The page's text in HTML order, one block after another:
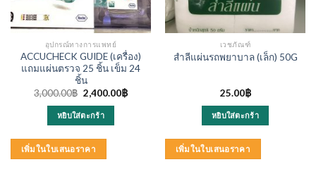
อุปกรณ์ทางการแพทย์
ACCUCHECK GUIDE (เครื่อง)
แถมแผ่นตรวจ 25 ชิ้น เข็ม 24
ชิ้น
3,000.00฿ Original
price
was:
3,000.00฿.
2,400.00฿Current
หยิบใส่ตะกร้า
เพิ่มในใบเสนอราคา
เวชภัณฑ์
สำลีแผ่นรถพยาบาล (เล็ก) 50G
25.00฿
หยิบใส่ตะกร้า
เพิ่มในใบเสนอราคา